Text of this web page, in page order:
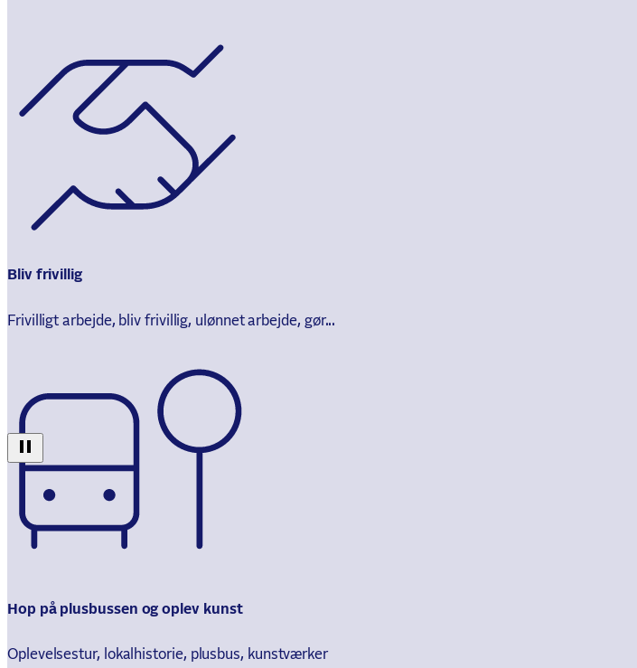
Bliv frivillig
Frivilligt arbejde, bliv frivillig, ulønnet arbejde, gør...
Hop på plusbussen og oplev kunst
Oplevelsestur, lokalhistorie, plusbus, kunstværker